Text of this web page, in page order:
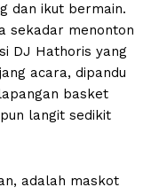
dan ikut bermain.
sekadar menonton
DJ Hathoris yang
acara, dipandu
basket
langit sedikit
adalah maskot